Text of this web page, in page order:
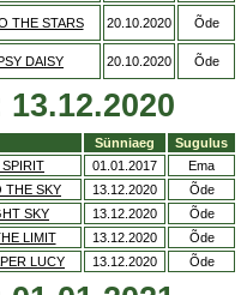
THE STARS 20.10.2020 Õde
DAISY 20.10.2020 Õde
Sünniaeg
Sugulus
SPIRIT 01.01.2017
Ema
THE SKY 13.12.2020
Õde
SKY 13.12.2020
Õde
LIMIT 13.12.2020
Õde
LUCY 13.12.2020 Õde